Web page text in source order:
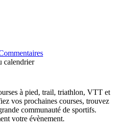
calendrier
à pied, trail, triathlon, VTT et
vos prochaines courses, trouvez
communauté de sportifs.
votre évènement.